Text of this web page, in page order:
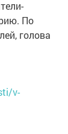
По
голова
v-